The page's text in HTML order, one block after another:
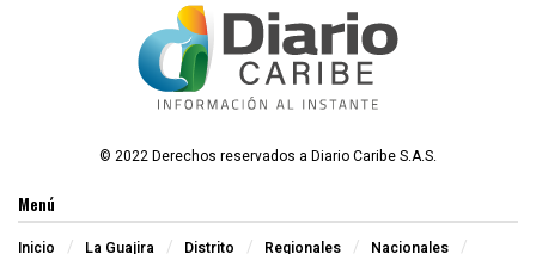
© 2022 Derechos reservados a Diario Caribe S.A.S.
Menú
Inicio La Guajira Distrito Regionales Nacionales